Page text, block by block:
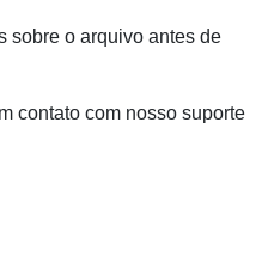
sobre o arquivo antes de
contato com nosso suporte